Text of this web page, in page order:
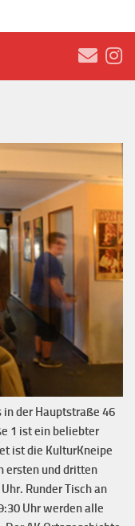
in der Hauptstraße 46
1 ist ein beliebter
ist die KulturKneipe
ersten und dritten
Runder Tisch an
Uhr werden alle